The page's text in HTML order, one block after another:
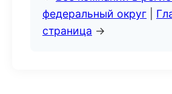
федеральный округ
страница →